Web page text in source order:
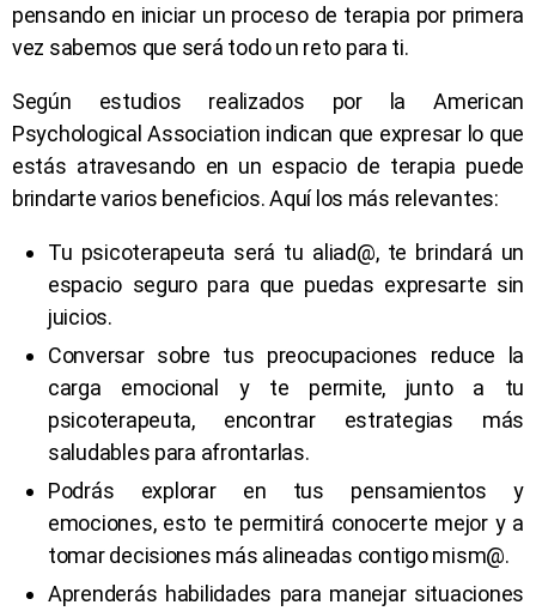
pensando en iniciar un proceso de terapia por primera
vez sabemos que será todo un reto para ti.
Según estudios realizados por la American
Psychological Association indican que expresar lo que
estás atravesando en un espacio de terapia puede
brindarte varios beneficios. Aquí los más relevantes:
Tu psicoterapeuta será tu aliad@, te brindará un
espacio seguro para que puedas expresarte sin
juicios.
Conversar sobre tus preocupaciones reduce la
carga emocional y te permite, junto a tu
psicoterapeuta, encontrar estrategias más
saludables para afrontarlas.
Podrás explorar en tus pensamientos y
emociones, esto te permitirá conocerte mejor y a
tomar decisiones más alineadas contigo mism@.
Aprenderás habilidades para manejar situaciones